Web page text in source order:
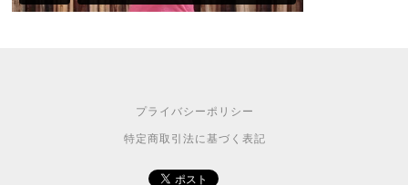
プライバシーポリシー
特定商取引法に基づく表記